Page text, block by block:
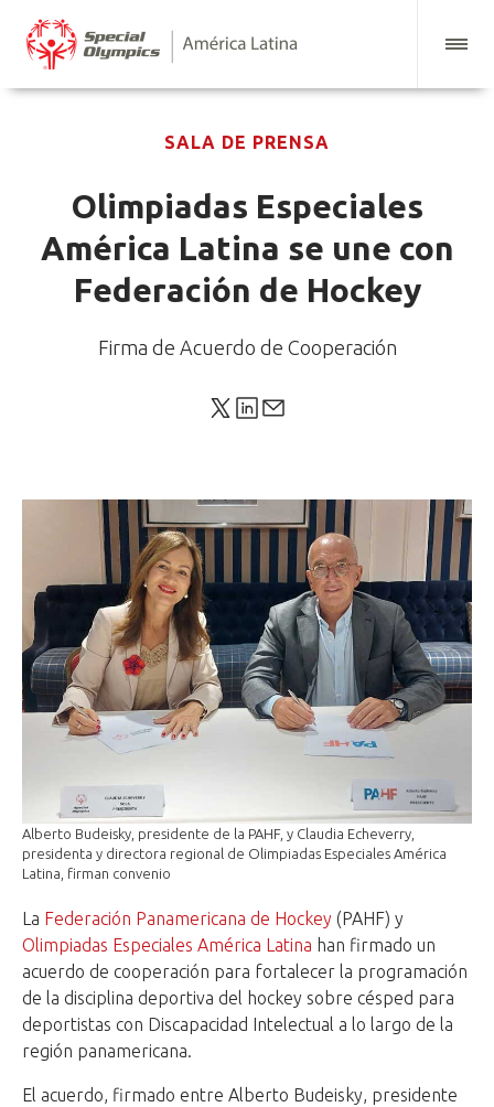
SALA DE PRENSA
Olimpiadas Especiales
América Latina se une con
Federación de Hockey
Firma de Acuerdo de Cooperación
Alberto Budeisky, presidente de la PAHF, y Claudia Echeverry,
presidenta y directora regional de Olimpiadas Especiales América
Latina, firman convenio
La Federación Panamericana de Hockey (PAHF) y
Olimpiadas Especiales América Latina han firmado un
acuerdo de cooperación para fortalecer la programación
de la disciplina deportiva del hockey sobre césped para
deportistas con Discapacidad Intelectual a lo largo de la
región panamericana.
El acuerdo, firmado entre Alberto Budeisky, presidente